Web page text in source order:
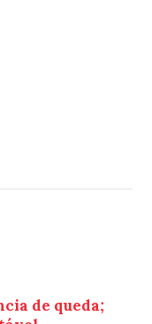
de queda;